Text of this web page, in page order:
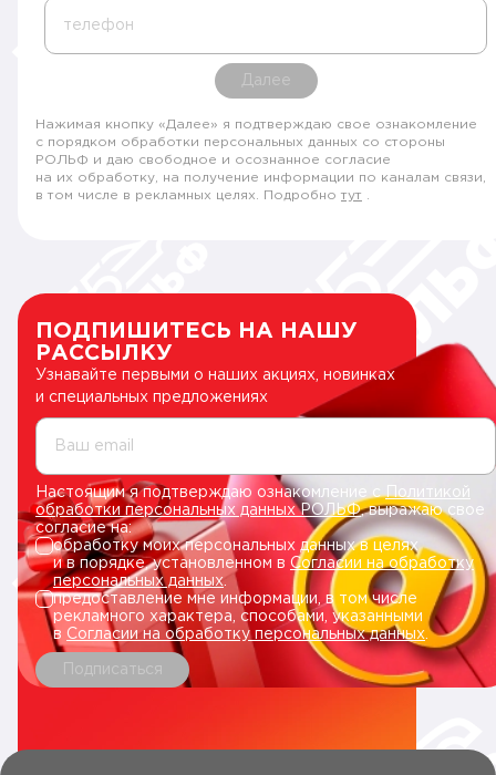
телефон
Далее
Нажимая кнопку «Далее» я подтверждаю свое ознакомление
с порядком обработки персональных данных со стороны
РОЛЬФ и даю свободное и осознанное согласие
на их обработку, на получение информации по каналам связи,
в том числе в рекламных целях. Подробно тут
ПОДПИШИТЕСЬ НА НАШУ
РАССЫЛКУ
Узнавайте первыми о наших акциях, новинках
и специальных предложениях
Ваш email
Настоящим я подтверждаю ознакомление сПолитикой
обработки персональных данных РОЛЬФ, выражаю свое
согласие на:
обработку моих персональных данных в целях
и в порядке, установленном в Согласии на обработку
персональных данных.
предоставление мне информации, в том числе
рекламного характера, способами, указанными
в Согласии на обработку персональных данных
Подписаться